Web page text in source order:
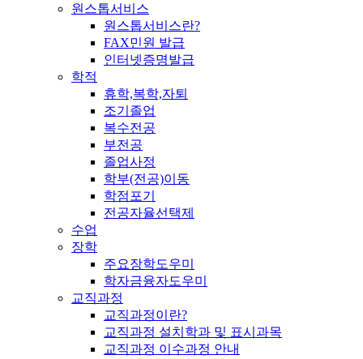
원스톱서비스
원스톱서비스란?
FAX민원 발급
인터넷증명발급
학적
휴학,복학,자퇴
조기졸업
복수전공
부전공
졸업사정
학부(전공)이동
학점포기
전공자율선택제
수업
장학
주요장학도우미
학자금융자도우미
교직과정
교직과정이란?
교직과정 설치학과 및 표시과목
교직과정 이수과정 안내